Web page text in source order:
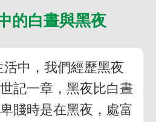
的白晝與黑夜
中，我們經歷黑夜
記一章，黑夜比白晝
賤時是在黑夜，處富